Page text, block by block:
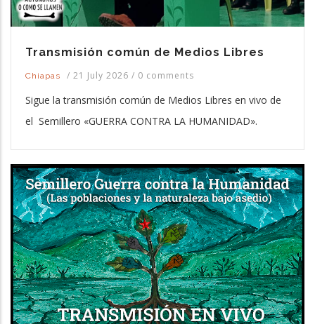
Transmisión común de Medios Libres
Chiapas / 21 July 2026 / 0 comments
Sigue la transmisión común de Medios Libres en vivo de
el Semillero «GUERRA CONTRA LA HUMANIDAD».